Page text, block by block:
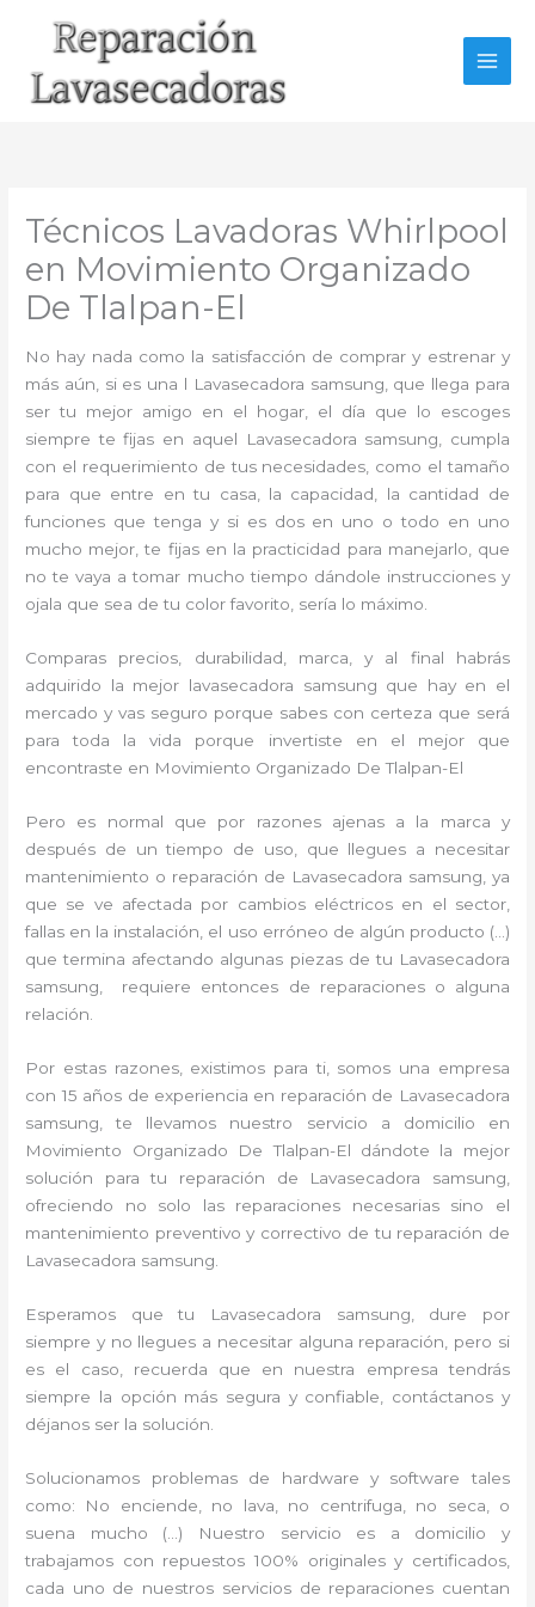
Técnicos Lavadoras Whirlpool
en Movimiento Organizado
De Tlalpan-El
No hay nada como la satisfacción de comprar y estrenar y
más aún, si es una l Lavasecadora samsung, que llega para
ser tu mejor amigo en el hogar, el día que lo escoges
siempre te fijas en aquel Lavasecadora samsung, cumpla
con el requerimiento de tus necesidades, como el tamaño
para que entre en tu casa, la capacidad, la cantidad de
funciones que tenga y si es dos en uno o todo en uno
mucho mejor, te fijas en la practicidad para manejarlo, que
no te vaya a tomar mucho tiempo dándole instrucciones y
ojala que sea de tu color favorito, sería lo máximo.
Comparas precios, durabilidad, marca, y al final habrás
adquirido la mejor lavasecadora samsung que hay en el
mercado y vas seguro porque sabes con certeza que será
para toda la vida porque invertiste en el mejor que
encontraste en Movimiento Organizado De Tlalpan-El
Pero es normal que por razones ajenas a la marca y
después de un tiempo de uso, que llegues a necesitar
mantenimiento o reparación de Lavasecadora samsung, ya
que se ve afectada por cambios eléctricos en el sector,
fallas en la instalación, el uso erróneo de algún producto (…)
que termina afectando algunas piezas de tu Lavasecadora
samsung, requiere entonces de reparaciones o alguna
relación.
Por estas razones, existimos para ti, somos una empresa
con 15 años de experiencia en reparación de Lavasecadora
samsung, te llevamos nuestro servicio a domicilio en
Movimiento Organizado De Tlalpan-El dándote la mejor
solución para tu reparación de Lavasecadora samsung,
ofreciendo no solo las reparaciones necesarias sino el
mantenimiento preventivo y correctivo de tu reparación de
Lavasecadora samsung.
Esperamos que tu Lavasecadora samsung, dure por
siempre y no llegues a necesitar alguna reparación, pero si
es el caso, recuerda que en nuestra empresa tendrás
siempre la opción más segura y confiable, contáctanos y
déjanos ser la solución.
Solucionamos problemas de hardware y software tales
como: No enciende, no lava, no centrifuga, no seca, o
suena mucho (…) Nuestro servicio es a domicilio y
trabajamos con repuestos 100% originales y certificados,
cada uno de nuestros servicios de reparaciones cuentan